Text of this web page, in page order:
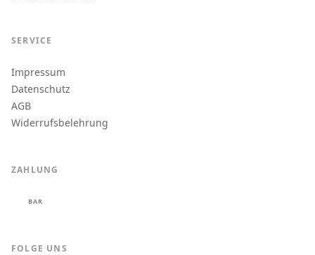
SERVICE
Impressum
Datenschutz
AGB
Widerrufsbelehrung
ZAHLUNG
BAR
FOLGE UNS